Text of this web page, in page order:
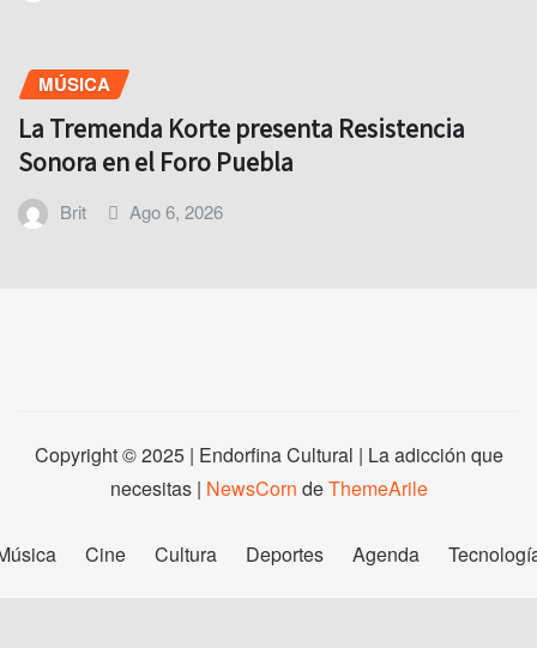
MÚSICA
La Tremenda Korte presenta Resistencia
Sonora en el Foro Puebla
Brit Ago 6, 2026
Copyright © 2025 | Endorfina Cultural | La adicción que
necesitas | NewsCorn deThemeArile
Cine Cultura Deportes Agenda